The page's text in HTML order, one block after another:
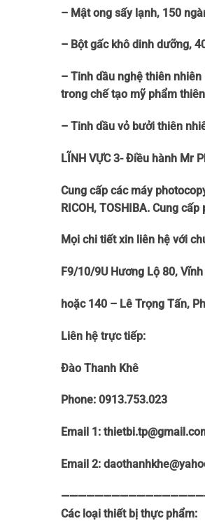
– Mật ong sấy lạnh, 150
– Bột gấc khô dinh dưỡng,
– Tinh dầu nghệ thiên
trong chế tạo mỹ phẩm
– Tinh dầu vỏ bưởi thiên
LĨNH VỰC 3- Điều hành Mr
Cung cấp các máy
RICOH, TOSHIBA. Cung
Mọi chi tiết xin liên hệ với
F9/10/9U Hương Lộ 80,
hoặc 140 – Lê Trọng Tấn,
Liên hệ trực tiếp:
Đào Thanh Khê
Phone: 0913.753.023
Email 1:
Email 2:
Các loại thiết bị thực phẩm: